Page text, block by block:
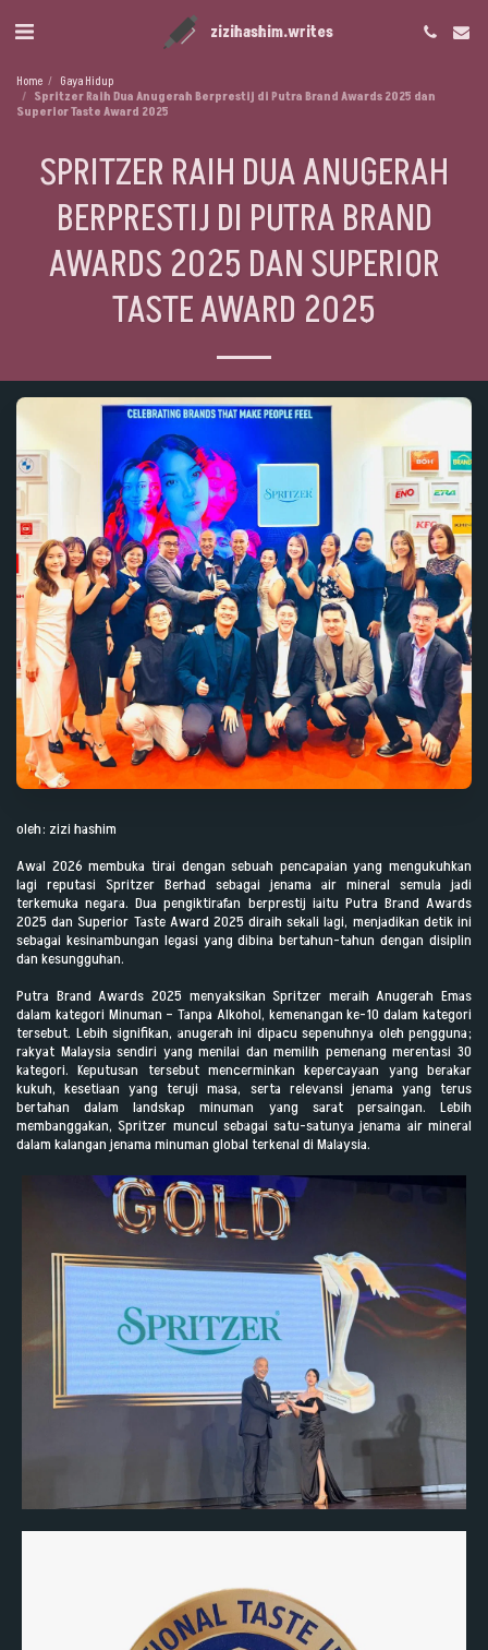
zizihashim.writes
Home
Gaya Hidup
Spritzer Raih Dua Anugerah Berprestij di Putra Brand Awards 2025 dan
Superior Taste Award 2025
SPRITZER RAIH DUA ANUGERAH
BERPRESTIJ DI PUTRA BRAND
AWARDS 2025 DAN SUPERIOR
TASTE AWARD 2025
oleh: zizi hashim
Awal 2026 membuka tirai dengan sebuah pencapaian yang mengukuhkan
lagi reputasi Spritzer Berhad sebagai jenama air mineral semula jadi
terkemuka negara. Dua pengiktirafan berprestij iaitu Putra Brand Awards
2025 dan Superior Taste Award 2025 diraih sekali lagi, menjadikan detik ini
sebagai kesinambungan legasi yang dibina bertahun-tahun dengan disiplin
dan kesungguhan.
Putra Brand Awards 2025 menyaksikan Spritzer meraih Anugerah Emas
dalam kategori Minuman – Tanpa Alkohol, kemenangan ke-10 dalam kategori
tersebut. Lebih signifikan, anugerah ini dipacu sepenuhnya oleh pengguna;
rakyat Malaysia sendiri yang menilai dan memilih pemenang merentasi 30
kategori. Keputusan tersebut mencerminkan kepercayaan yang berakar
kukuh, kesetiaan yang teruji masa, serta relevansi jenama yang terus
bertahan dalam landskap minuman yang sarat persaingan. Lebih
membanggakan, Spritzer muncul sebagai satu-satunya jenama air mineral
dalam kalangan jenama minuman global terkenal di Malaysia.